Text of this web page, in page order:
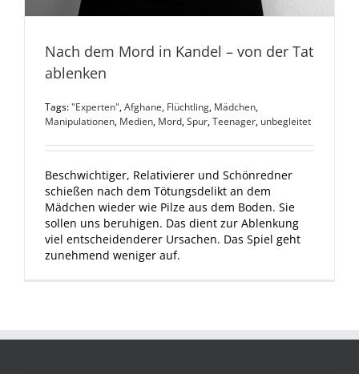
Nach dem Mord in Kandel – von der Tat
ablenken
Tags:"Experten",Afghane, Flüchtling, Mädchen,
Manipulationen, Medien, Mord,Spur,Teenager, unbegleitet
Beschwichtiger, Relativierer und Schönredner
schießen nach dem Tötungsdelikt an dem
Mädchen wieder wie Pilze aus dem Boden. Sie
sollen uns beruhigen. Das dient zur Ablenkung
viel entscheidenderer Ursachen. Das Spiel geht
zunehmend weniger auf.